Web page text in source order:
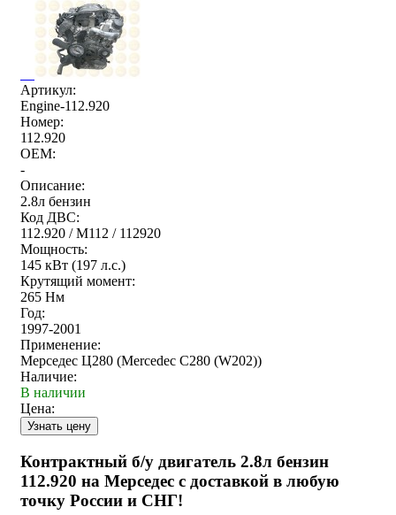
Артикул:
Engine-112.920
Номер:
112.920
OEM:
-
Описание:
2.8л бензин
Код ДВС:
112.920 / M112 / 112920
Мощность:
145 кВт (197 л.с.)
Крутящий момент:
265 Нм
Год:
1997-2001
Применение:
Мерседес Ц280 (Mercedec C280 (W202))
Наличие:
В наличии
Цена:
Контрактный б/у двигатель 2.8л бензин
112.920 на Мерседес с доставкой в любую
точку России и СНГ!